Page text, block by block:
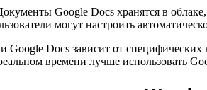
Google Docs хранятся в
могут настроить
Google Docs зависит от
времени лучше использовать